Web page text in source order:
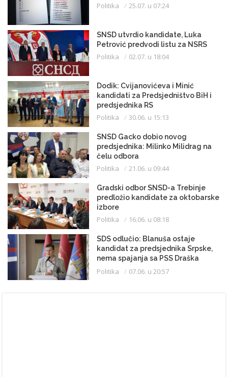
Politika 25.07. u 07:24
SNSD utvrdio kandidate, Luka
Petrović predvodi listu za NSRS
Politika 02.07. u 18:04
Dodik: Cvijanovićeva i Minić
kandidati za Predsjedništvo BiH i
predsjednika RS
Politika 30.06. u 15:13
SNSD Gacko dobio novog
predsjednika: Milinko Milidrag na
čelu odbora
Politika 21.06. u 09:44
Gradski odbor SNSD-a Trebinje
predložio kandidate za oktobarske
izbore
Politika 16.06. u 08:18
SDS odlučio: Blanuša ostaje
kandidat za predsjednika Srpske,
nema spajanja sa PSS Draška
Stanivukovića
Politika 07.06. u 20:57